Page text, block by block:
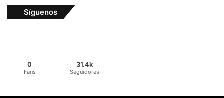
Síguenos
0
Fans
31.4k
Seguidores